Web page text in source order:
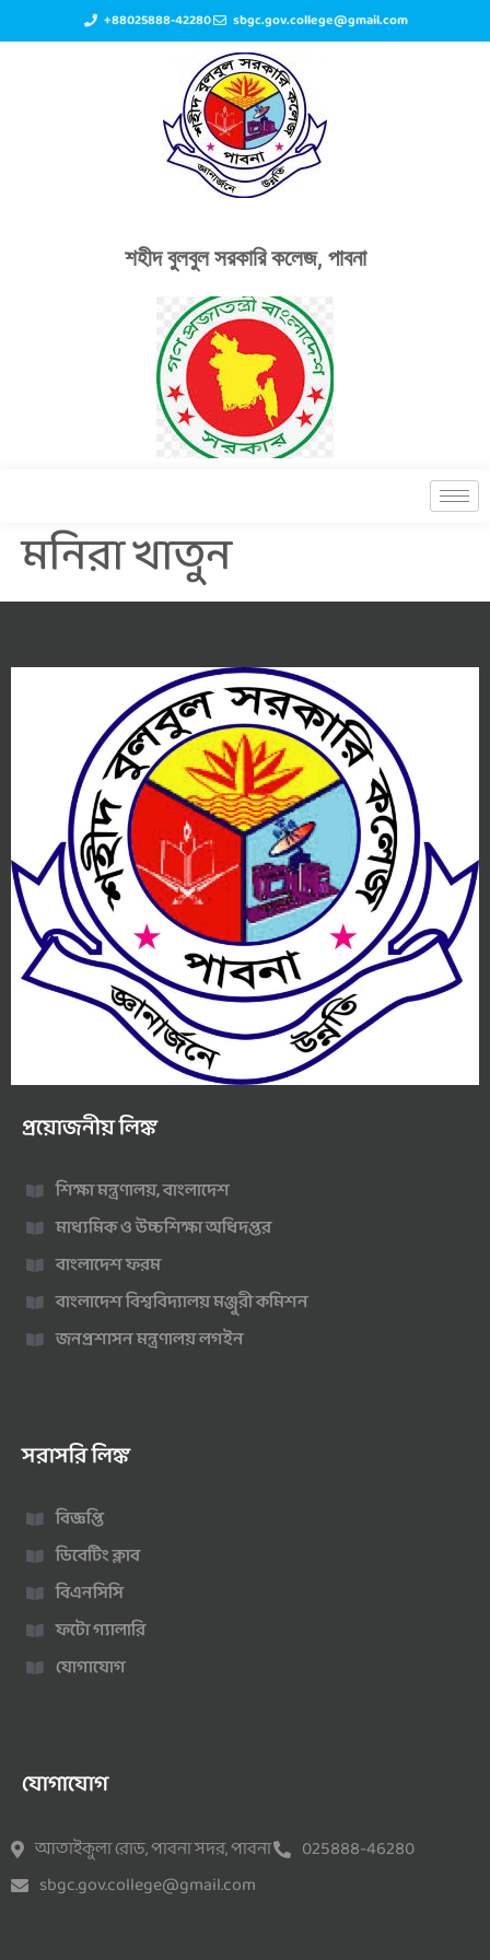
+88025888-42280 sbgc.gov.college@gmail.com
শহীদ বুলবুল সরকারি কলেজ, পাবনা
মনিরা খাতুন
প্রয়োজনীয় লিঙ্ক
শিক্ষা মন্ত্রণালয়, বাংলাদেশ
মাধ্যমিক ও উচ্চশিক্ষা অধিদপ্তর
বাংলাদেশ ফরম
বাংলাদেশ বিশ্ববিদ্যালয় মঞ্জুরী কমিশন
জনপ্রশাসন মন্ত্রণালয় লগইন
সরাসরি লিঙ্ক
বিজ্ঞপ্তি
ডিবেটিং ক্লাব
বিএনসিসি
ফটো গ্যালারি
যোগাযোগ
যোগাযোগ
আতাইকুলা রোড, পাবনা সদর, পাবনা
025888-46280
sbgc.gov.college@gmail.com